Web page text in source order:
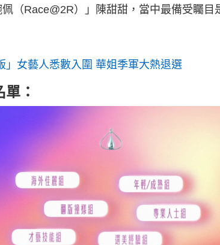
（Race@2R）」陳甜甜，當中最備受矚目
」女藝人悉數入圍 華姐季軍大熱退選
：